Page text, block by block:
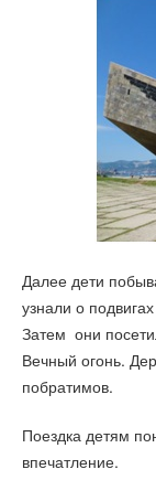
Далее дети
узнали о
Затем они
Вечный огонь.
побратимов.
Поездка детям
впечатление.